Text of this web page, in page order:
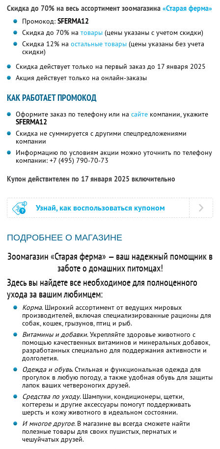
Скидка до 70% на весь ассортимент зоомагазина «Старая ферма»
Промокод: SFERMA12
Скидка до 70% на товары(цены указаны с учетом скидки)
Скидка 12% на остальные товары(цены указаны без учета
скидки)
Скидка действует только на первый заказ до 17 января 2025
Акция действует только на онлайн-заказы
КАК РАБОТАЕТ ПРОМОКОД
Оформите заказ по телефону или на сайте компании, укажите
SFERMA12
Скидка не суммируется с другими спецпредложениями
компании
Информацию по условиям акции можно уточнить по телефону
компании: +7 (495) 790-70-73
Купон действителен по 17 января 2025 включительно
Узнай, как воспользоваться купоном
ПОДРОБНЕЕ О МАГАЗИНЕ
Зоомагазин «Старая ферма» — ваш надежный помощник в
заботе о домашних питомцах!
Здесь вы найдете все необходимое для полноценного
ухода за вашим любимцем:
Корма. Широкий ассортимент от ведущих мировых
производителей, включая специализированные рационы для
собак, кошек, грызунов, птиц и рыб.
Витамины и добавки. Укрепляйте здоровье животного с
помощью качественных витаминов и минеральных добавок,
разработанных специально для поддержания активности и
долголетия.
Одежда и обувь. Стильная и функциональная одежда для
прогулок в любую погоду, а также удобная обувь для защиты
лапок ваших четвероногих друзей.
Средства по уходу. Шампуни, кондиционеры, щетки,
когтерезы и другие аксессуары помогут поддерживать
шерсть и кожу животного в идеальном состоянии.
И многое другое. В магазине вы всегда сможете найти
полезные товары для своих пушистых, пернатых и
чешуйчатых друзей.